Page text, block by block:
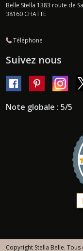
Belle Stella 1383 route de
38160 CHATTE
Téléphone
Suivez nous
Note globale : 5/5
Copyright Stella Belle.